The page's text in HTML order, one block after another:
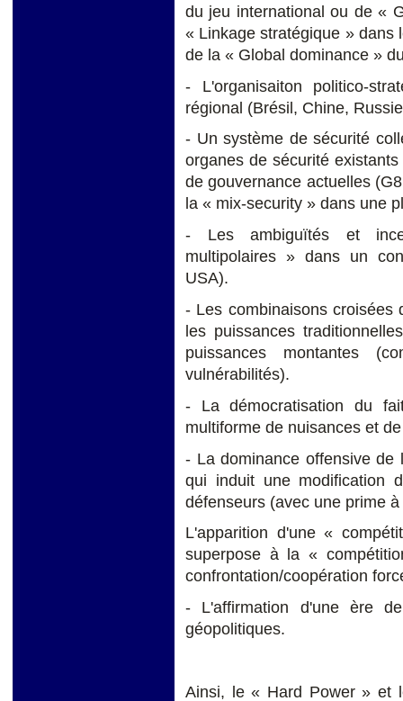
du jeu international ou de «
« Linkage stratégique » dans
de la « Global dominance »
- L'organisaiton politico-
régional (Brésil, Chine,
- Un système de sécurité
organes de sécurité
de gouvernance actuelles
la « mix-security » dans une
- Les ambiguïtés et
multipolaires » dans un
USA).
- Les combinaisons croisées
les puissances
puissances montantes
vulnérabilités).
- La démocratisation du
multiforme de nuisances et
- La dominance offensive de
qui induit une modification
défenseurs (avec une prime
L'apparition d'une «
superpose à la «
confrontation/coopération
- L'affirmation d'une ère
géopolitiques.
Ainsi, le « Hard Power » et